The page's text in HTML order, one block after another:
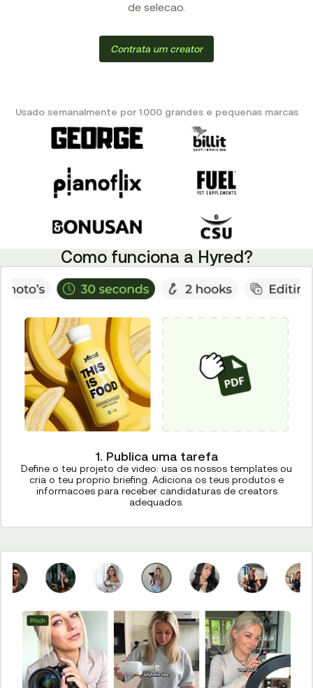
de selecao.
Contrata um creator
Usado semanalmente por 1.000 grandes e pequenas marcas
Como funciona a Hyred?
1. Publica uma tarefa
Define o teu projeto de video: usa os nossos templates ou
cria o teu proprio briefing. Adiciona os teus produtos e
informacoes para receber candidaturas de creators
adequados.